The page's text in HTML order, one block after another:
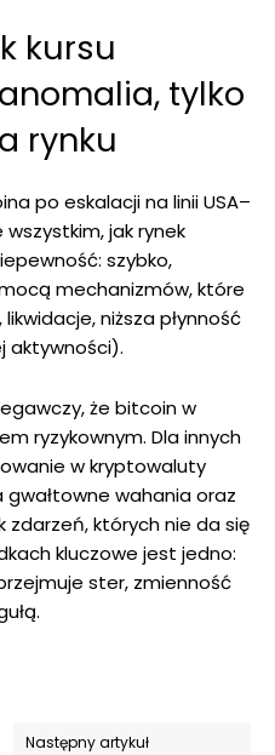
kursu
tylko
rynku
po eskalacji na linii USA–
jak rynek
szybko,
mechanizmów, które
niższa płynność
aktywności).
że bitcoin w
ryzykownym. Dla innych
w kryptowaluty
wahania oraz
zdarzeń, których nie da się
kluczowe jest jedno:
ster, zmienność
Następny artykuł